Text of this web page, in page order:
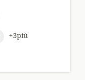
+3più